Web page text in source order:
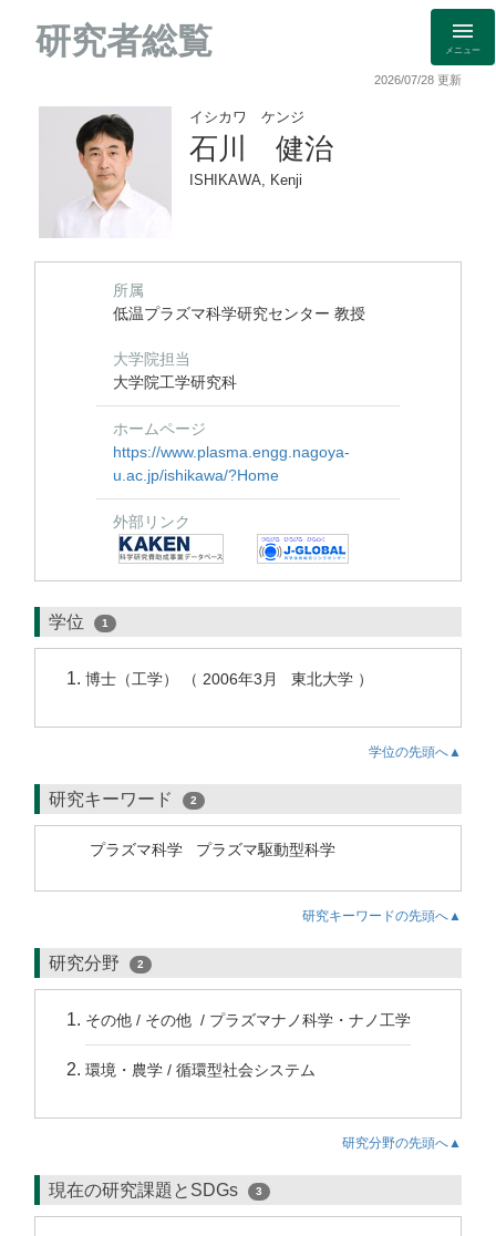
研究者総覧 メニュー
2026/07/28 更新
イシカワ ケンジ
石川 健治
ISHIKAWA, Kenji
所属
低温プラズマ科学研究センター 教授
大学院担当
大学院工学研究科
ホームページ
https://www.plasma.engg.nagoya-
u.ac.jp/ishikawa/?Home
外部リンク
学位 1
博士（工学） （ 2006年3月 東北大学 ）
学位の先頭へ▲
研究キーワード 2
プラズマ科学 プラズマ駆動型科学
研究キーワードの先頭へ▲
研究分野 2
その他 / その他 / プラズマナノ科学・ナノ工学
環境・農学 / 循環型社会システム
研究分野の先頭へ▲
現在の研究課題とSDGs 3